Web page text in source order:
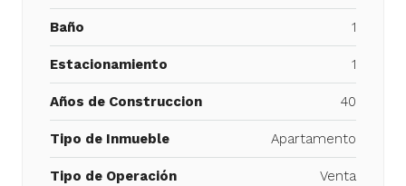
Baño 1
Estacionamiento 1
Años de Construccion 40
Tipo de Inmueble Apartamento
Tipo de Operación Venta